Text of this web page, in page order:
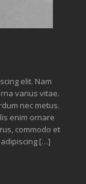
elit. Nam
varius vitae.
nec metus.
enim ornare
commodo et
[…]